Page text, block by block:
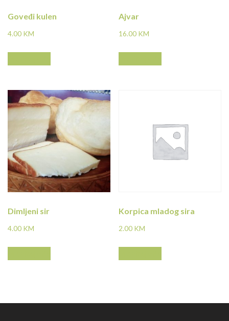
Goveđi kulen
4.00 KM
Ajvar
16.00 KM
Dimljeni sir
4.00 KM
Korpica mladog sira
2.00 KM